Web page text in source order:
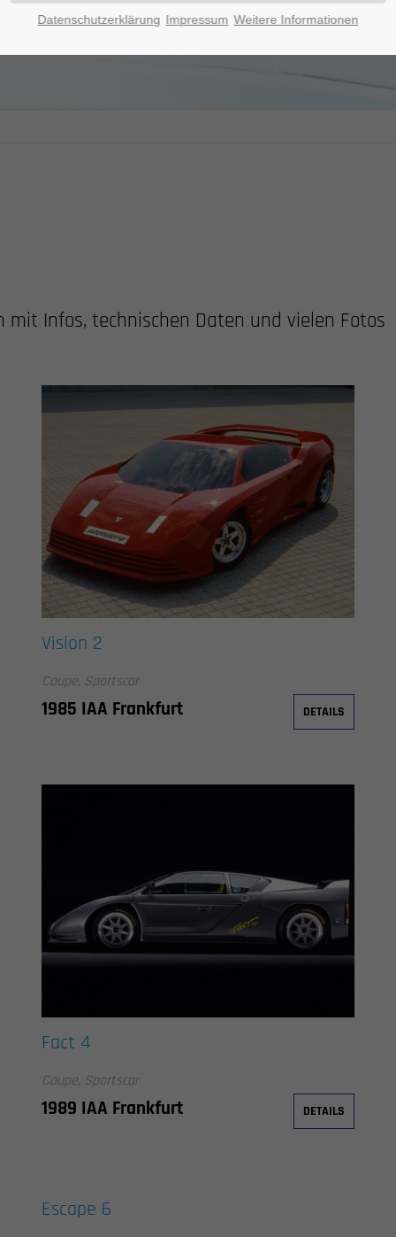
mit Infos, technischen Daten und vielen Fotos
Vision 2
Coupe, Sportscar
1985 IAA Frankfurt DETAILS
Fact 4
Coupe, Sportscar
1989 IAA Frankfurt DETAILS
Escape 6
Datenschutzerklärung Impressum Weitere Informationen